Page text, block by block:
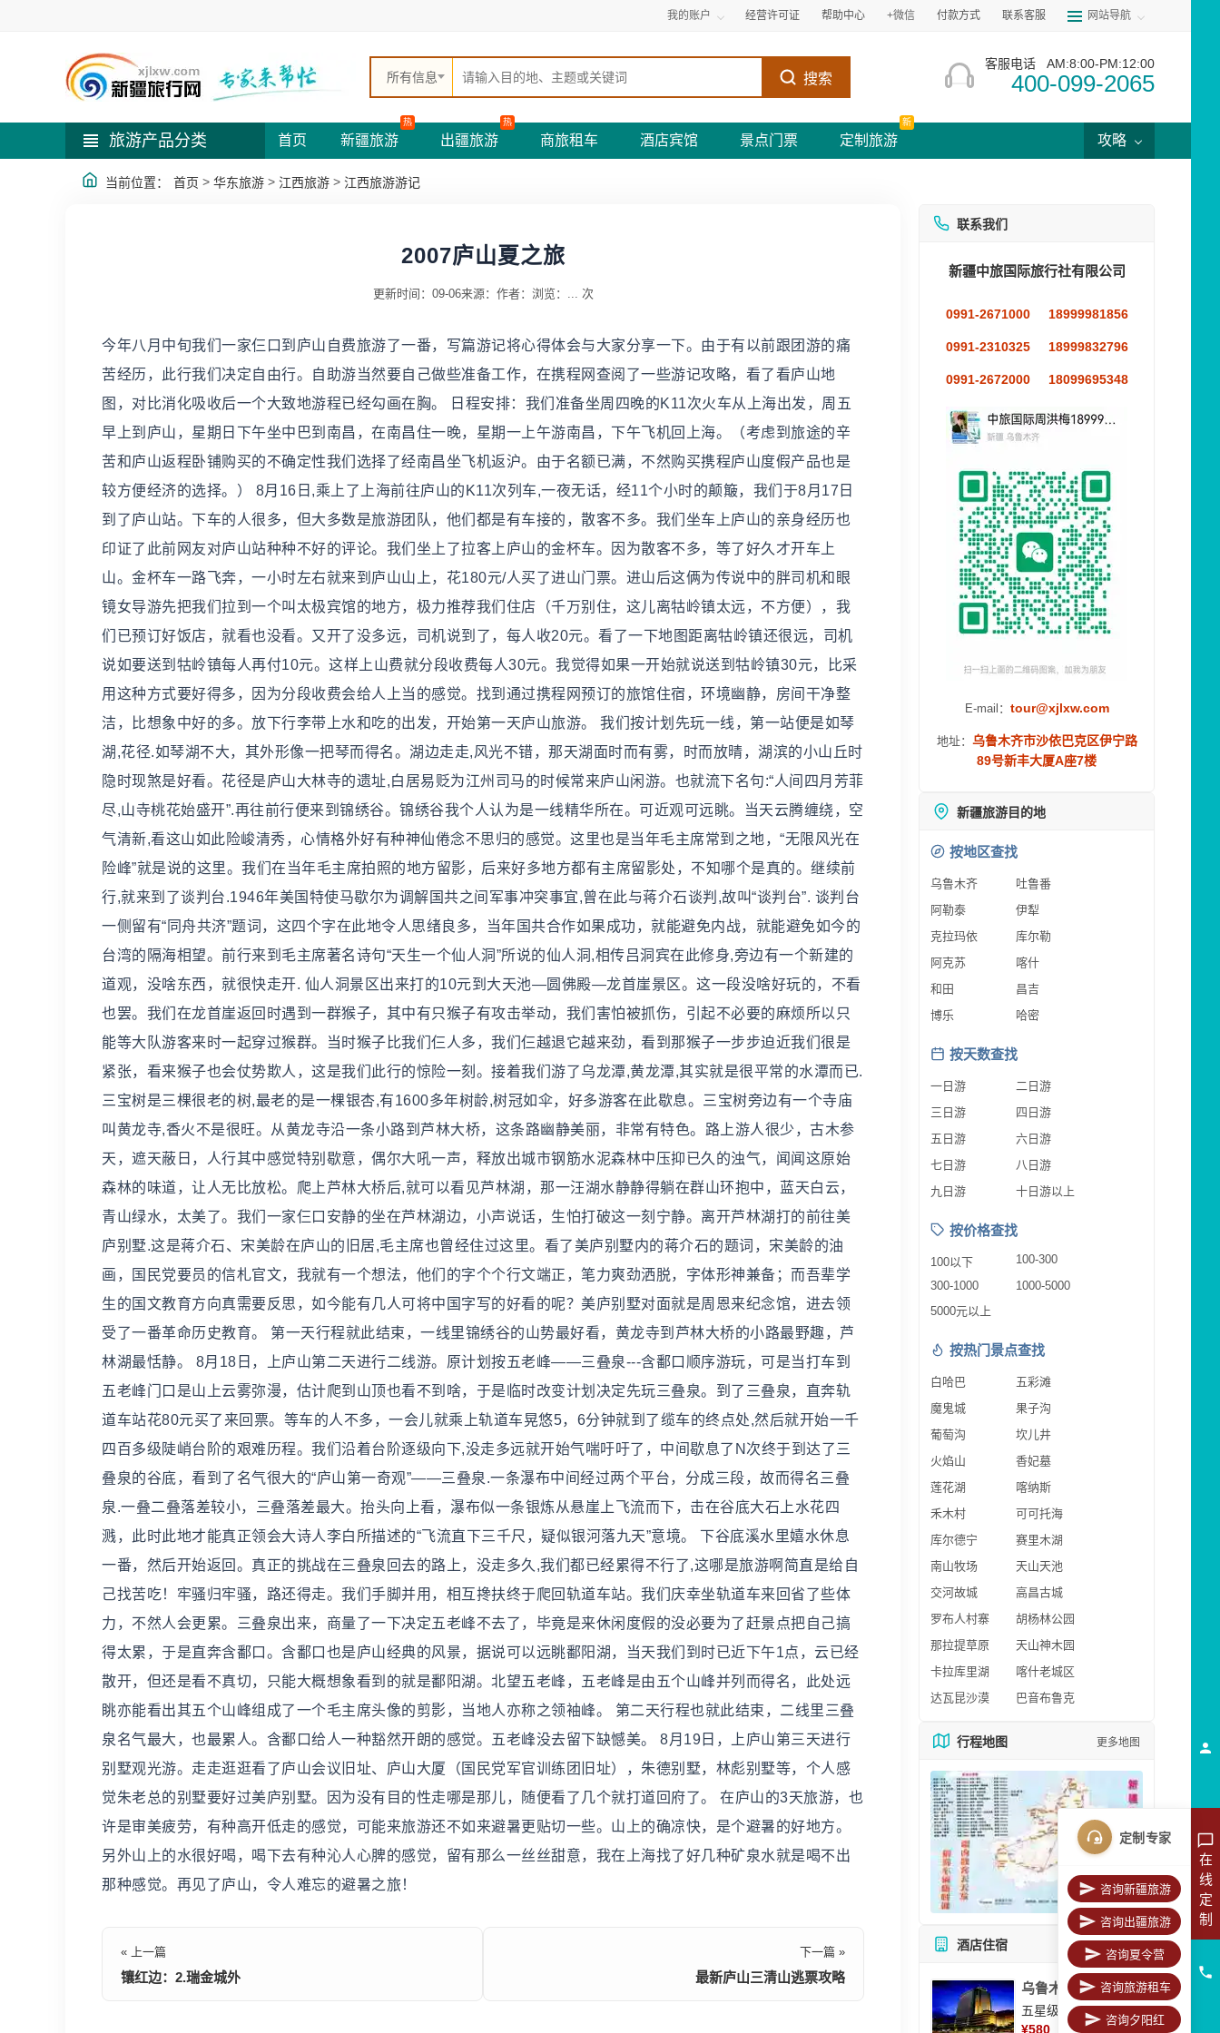
我的账户 经营许可证 帮助中心 +微信 付款方式 联系客服 网站导航
所有信息 搜索
客服电话 AM:8:00-PM:12:00
400-099-2065
旅游产品分类 首页 新疆旅游
热
出疆旅游
热
商旅租车 酒店宾馆 景点门票 定制旅游
新
攻略
当前位置： 首页 > 华东旅游 > 江西旅游 > 江西旅游游记
2007庐山夏之旅
更新时间：09-06来源： 作者： 浏览： ... 次
今年八月中旬我们一家仨口到庐山自费旅游了一番，写篇游记将心得体会与大家分享一下。由于有以前跟团游的痛
苦经历，此行我们决定自由行。自助游当然要自己做些准备工作，在携程网查阅了一些游记攻略，看了看庐山地
图，对比消化吸收后一个大致地游程已经勾画在胸。 日程安排：我们准备坐周四晚的K11次火车从上海出发，周五
早上到庐山，星期日下午坐中巴到南昌，在南昌住一晚，星期一上午游南昌，下午飞机回上海。（考虑到旅途的辛
苦和庐山返程卧铺购买的不确定性我们选择了经南昌坐飞机返沪。由于名额已满，不然购买携程庐山度假产品也是
较方便经济的选择。） 8月16日,乘上了上海前往庐山的K11次列车,一夜无话，经11个小时的颠簸，我们于8月17日
到了庐山站。下车的人很多，但大多数是旅游团队，他们都是有车接的，散客不多。我们坐车上庐山的亲身经历也
印证了此前网友对庐山站种种不好的评论。我们坐上了拉客上庐山的金杯车。因为散客不多，等了好久才开车上
山。金杯车一路飞奔，一小时左右就来到庐山山上，花180元/人买了进山门票。进山后这俩为传说中的胖司机和眼
镜女导游先把我们拉到一个叫太极宾馆的地方，极力推荐我们住店（千万别住，这儿离牯岭镇太远，不方便），我
们已预订好饭店，就看也没看。又开了没多远，司机说到了，每人收20元。看了一下地图距离牯岭镇还很远，司机
说如要送到牯岭镇每人再付10元。这样上山费就分段收费每人30元。我觉得如果一开始就说送到牯岭镇30元，比采
用这种方式要好得多，因为分段收费会给人上当的感觉。找到通过携程网预订的旅馆住宿，环境幽静，房间干净整
洁，比想象中好的多。放下行李带上水和吃的出发，开始第一天庐山旅游。 我们按计划先玩一线，第一站便是如琴
湖,花径.如琴湖不大，其外形像一把琴而得名。湖边走走,风光不错，那天湖面时而有雾，时而放晴，湖滨的小山丘时
隐时现煞是好看。花径是庐山大林寺的遗址,白居易贬为江州司马的时候常来庐山闲游。也就流下名句:“人间四月芳菲
尽,山寺桃花始盛开”.再往前行便来到锦绣谷。锦绣谷我个人认为是一线精华所在。可近观可远眺。当天云腾缠绕，空
气清新,看这山如此险峻清秀，心情格外好有种神仙倦念不思归的感觉。这里也是当年毛主席常到之地，“无限风光在
险峰”就是说的这里。我们在当年毛主席拍照的地方留影，后来好多地方都有主席留影处，不知哪个是真的。继续前
行,就来到了谈判台.1946年美国特使马歇尔为调解国共之间军事冲突事宜,曾在此与蒋介石谈判,故叫“谈判台”. 谈判台
一侧留有“同舟共济”题词，这四个字在此地令人思绪良多，当年国共合作如果成功，就能避免内战，就能避免如今的
台湾的隔海相望。前行来到毛主席著名诗句“天生一个仙人洞”所说的仙人洞,相传吕洞宾在此修身,旁边有一个新建的
道观，没啥东西，就很快走开. 仙人洞景区出来打的10元到大天池—圆佛殿—龙首崖景区。这一段没啥好玩的，不看
也罢。我们在龙首崖返回时遇到一群猴子，其中有只猴子有攻击举动，我们害怕被抓伤，引起不必要的麻烦所以只
能等大队游客来时一起穿过猴群。当时猴子比我们仨人多，我们仨越退它越来劲，看到那猴子一步步迫近我们很是
紧张，看来猴子也会仗势欺人，这是我们此行的惊险一刻。接着我们游了乌龙潭,黄龙潭,其实就是很平常的水潭而已.
三宝树是三棵很老的树,最老的是一棵银杏,有1600多年树龄,树冠如伞，好多游客在此歇息。三宝树旁边有一个寺庙
叫黄龙寺,香火不是很旺。从黄龙寺沿一条小路到芦林大桥，这条路幽静美丽，非常有特色。路上游人很少，古木参
天，遮天蔽日，人行其中感觉特别歇意，偶尔大吼一声，释放出城市钢筋水泥森林中压抑已久的浊气，闻闻这原始
森林的味道，让人无比放松。爬上芦林大桥后,就可以看见芦林湖，那一汪湖水静静得躺在群山环抱中，蓝天白云，
青山绿水，太美了。我们一家仨口安静的坐在芦林湖边，小声说话，生怕打破这一刻宁静。离开芦林湖打的前往美
庐别墅.这是蒋介石、宋美龄在庐山的旧居,毛主席也曾经住过这里。看了美庐别墅内的蒋介石的题词，宋美龄的油
画，国民党要员的信札官文，我就有一个想法，他们的字个个行文端正，笔力爽劲洒脱，字体形神兼备；而吾辈学
生的国文教育方向真需要反思，如今能有几人可将中国字写的好看的呢？美庐别墅对面就是周恩来纪念馆，进去领
受了一番革命历史教育。 第一天行程就此结束，一线里锦绣谷的山势最好看，黄龙寺到芦林大桥的小路最野趣，芦
林湖最恬静。 8月18日，上庐山第二天进行二线游。原计划按五老峰——三叠泉---含鄱口顺序游玩，可是当打车到
五老峰门口是山上云雾弥漫，估计爬到山顶也看不到啥，于是临时改变计划决定先玩三叠泉。到了三叠泉，直奔轨
道车站花80元买了来回票。等车的人不多，一会儿就乘上轨道车晃悠5，6分钟就到了缆车的终点处,然后就开始一千
四百多级陡峭台阶的艰难历程。我们沿着台阶逐级向下,没走多远就开始气喘吁吁了，中间歇息了N次终于到达了三
叠泉的谷底，看到了名气很大的“庐山第一奇观”——三叠泉.一条瀑布中间经过两个平台，分成三段，故而得名三叠
泉.一叠二叠落差较小，三叠落差最大。抬头向上看，瀑布似一条银炼从悬崖上飞流而下，击在谷底大石上水花四
溅，此时此地才能真正领会大诗人李白所描述的“飞流直下三千尺，疑似银河落九天”意境。 下谷底溪水里嬉水休息
一番，然后开始返回。真正的挑战在三叠泉回去的路上，没走多久,我们都已经累得不行了,这哪是旅游啊简直是给自
己找苦吃！牢骚归牢骚，路还得走。我们手脚并用，相互搀扶终于爬回轨道车站。我们庆幸坐轨道车来回省了些体
力，不然人会更累。三叠泉出来，商量了一下决定五老峰不去了，毕竟是来休闲度假的没必要为了赶景点把自己搞
得太累，于是直奔含鄱口。含鄱口也是庐山经典的风景，据说可以远眺鄱阳湖，当天我们到时已近下午1点，云已经
散开，但还是看不真切，只能大概想象看到的就是鄱阳湖。北望五老峰，五老峰是由五个山峰并列而得名，此处远
眺亦能看出其五个山峰组成了一个毛主席头像的剪影，当地人亦称之领袖峰。 第二天行程也就此结束，二线里三叠
泉名气最大，也最累人。含鄱口给人一种豁然开朗的感觉。五老峰没去留下缺憾美。 8月19日，上庐山第三天进行
别墅观光游。走走逛逛看了庐山会议旧址、庐山大厦（国民党军官训练团旧址），朱德别墅，林彪别墅等，个人感
觉朱老总的别墅要好过美庐别墅。因为没有目的性走哪是那儿，随便看了几个就打道回府了。 在庐山的3天旅游，也
许是审美疲劳，有种高开低走的感觉，可能来旅游还不如来避暑更贴切一些。山上的确凉快，是个避暑的好地方。
另外山上的水很好喝，喝下去有种沁人心脾的感觉，留有那么一丝丝甜意，我在上海找了好几种矿泉水就是喝不出
那种感觉。再见了庐山，令人难忘的避暑之旅！
« 上一篇
镶红边：2.瑞金城外
下一篇 »
最新庐山三清山逃票攻略
联系我们
新疆中旅国际旅行社有限公司
0991-2671000 18999981856
0991-2310325 18999832796
0991-2672000 18099695348
E-mail： tour@xjlxw.com
地址： 乌鲁木齐市沙依巴克区伊宁路
89号新丰大厦A座7楼
新疆旅游目的地
按地区查找
乌鲁木齐
吐鲁番
阿勒泰
伊犁
克拉玛依
库尔勒
阿克苏
喀什
和田
昌吉
博乐
哈密
按天数查找
一日游
二日游
三日游
四日游
五日游
六日游
七日游
八日游
九日游
十日游以上
按价格查找
100以下
100-300
300-1000
1000-5000
5000元以上
按热门景点查找
白哈巴
五彩滩
魔鬼城
果子沟
葡萄沟
坎儿井
火焰山
香妃墓
莲花湖
喀纳斯
禾木村
可可托海
库尔德宁
赛里木湖
南山牧场
天山天池
交河故城
高昌古城
罗布人村寨
胡杨林公园
那拉提草原
天山神木园
卡拉库里湖
喀什老城区
达瓦昆沙漠
巴音布鲁克
行程地图 更多地图
酒店住宿 所有酒店
乌鲁木齐美丽华大酒
五星级酒店
¥580
在
线
定
制
定制专家
咨询新疆旅游
咨询出疆旅游
咨询夏令营
咨询旅游租车
咨询夕阳红